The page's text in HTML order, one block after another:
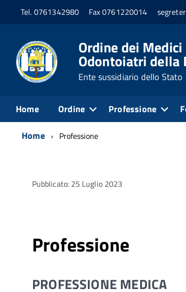
Tel. 0761342980 Fax 0761220014
Ordine dei
Odontoiatri della
Ente sussidiario dello Stato
Home Ordine Professione
Home
Professione
Pubblicato: 25 Luglio 2023
Professione
PROFESSIONE MEDICA